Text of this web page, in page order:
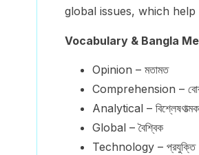
global issues, which
Vocabulary & Bangla
Opinion – মতামত
Comprehension –
Analytical – বিশ্লেষণাত্মক
Global – বৈশ্বিক
Technology – প্রযুক্তি